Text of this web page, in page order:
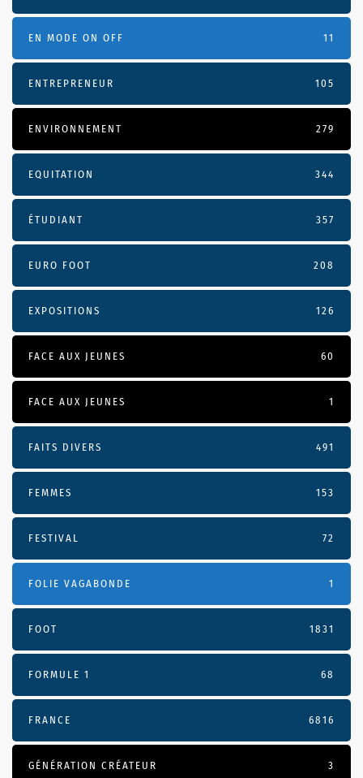
EN MODE ON OFF 11
ENTREPRENEUR 105
ENVIRONNEMENT 279
EQUITATION 344
ÉTUDIANT 357
EURO FOOT 208
EXPOSITIONS 126
FACE AUX JEUNES 60
FACE AUX JEUNES 1
FAITS DIVERS 491
FEMMES 153
FESTIVAL 72
FOLIE VAGABONDE 1
FOOT 1831
FORMULE 1 68
FRANCE 6816
GÉNÉRATION CRÉATEUR 3